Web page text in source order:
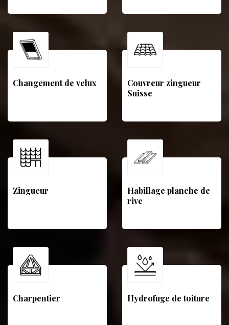
Changement de velux
Couvreur zingueur
Suisse
Zingueur
Habillage planche de
rive
Charpentier Hydrofuge de toiture